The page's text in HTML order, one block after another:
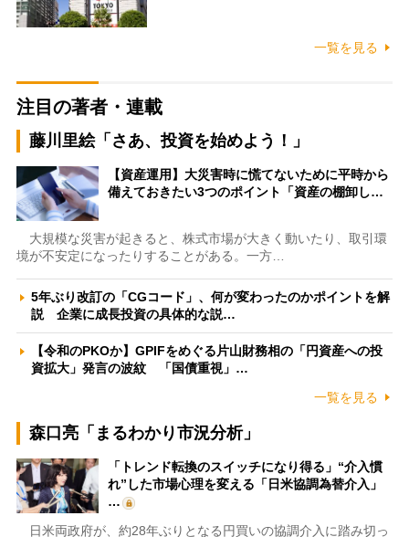
一覧を見る
注目の著者・連載
藤川里絵「さあ、投資を始めよう！」
【資産運用】大災害時に慌てないために平時から
備えておきたい3つのポイント「資産の棚卸し…
大規模な災害が起きると、株式市場が大きく動いたり、取引環
境が不安定になったりすることがある。一方…
5年ぶり改訂の「CGコード」、何が変わったのかポイントを解
説 企業に成長投資の具体的な説…
【令和のPKOか】GPIFをめぐる片山財務相の「円資産への投
資拡大」発言の波紋 「国債重視」…
一覧を見る
森口亮「まるわかり市況分析」
「トレンド転換のスイッチになり得る」“介入慣
れ”した市場心理を変える「日米協調為替介入」
…
日米両政府が、約28年ぶりとなる円買いの協調介入に踏み切っ